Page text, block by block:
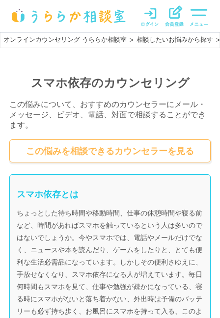
オンラインカウンセリング うららか相談室 > 相談したいお悩みから探す >
スマホ依存のカウンセリング
この悩みについて、おすすめのカウンセラーにメール・
メッセージ、ビデオ、電話、対面で相談することができ
ます。
この悩みを相談できるカウンセラーを見る
スマホ依存とは
ちょっとした待ち時間や移動時間、仕事の休憩時間や寝る前
など、時間があればスマホを触っているという人は多いので
はないでしょうか。今やスマホでは、電話やメールだけでな
く、ニュースや本を読んだり、ゲームをしたりと、とても便
利な生活必需品になっています。しかしその便利さゆえに、
手放せなくなり、スマホ依存になる人が増えています。毎日
何時間もスマホを見て、仕事や勉強が疎かになっている、寝
る時にスマホがないと落ち着かない、外出時は予備のバッテ
リーも必ず持ち歩く、お風呂にスマホを持って入る、このよ